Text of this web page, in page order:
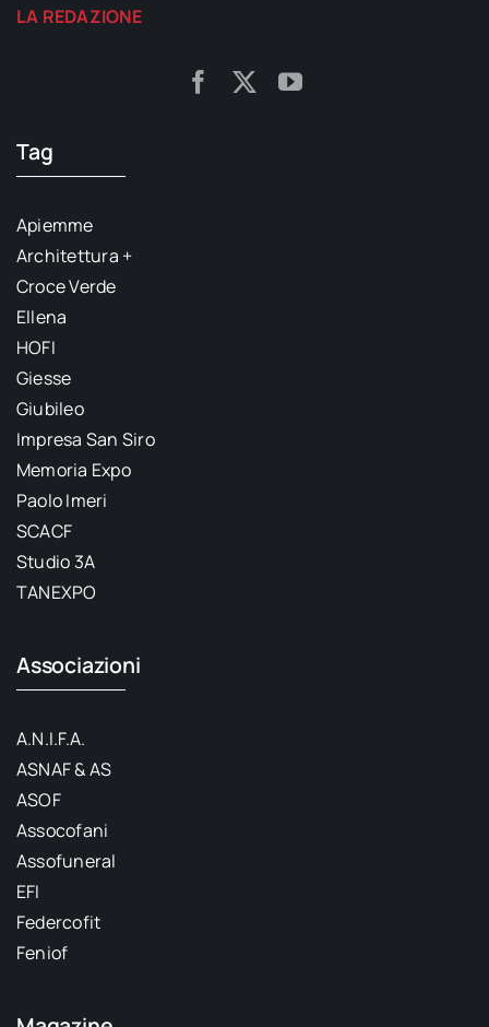
LA REDAZIONE
Tag
Apiemme
Architettura +
Croce Verde
Ellena
HOFI
Giesse
Giubileo
Impresa San Siro
Memoria Expo
Paolo Imeri
SCACF
Studio 3A
TANEXPO
Associazioni
A.N.I.F.A.
ASNAF & AS
ASOF
Assocofani
Assofuneral
EFI
Federcofit
Feniof